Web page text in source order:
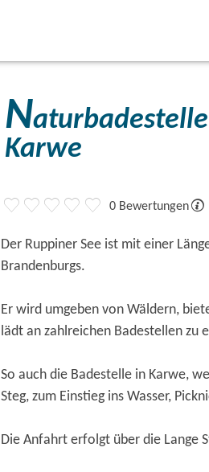
N
Karwe
0 Bewertungen
Der Ruppiner See ist mit einer
Brandenburgs.
Er wird umgeben von Wäldern,
lädt an zahlreichen Badestellen zu
So auch die Badestelle in Karwe,
Steg, zum Einstieg ins Wasser,
Die Anfahrt erfolgt über die Lange